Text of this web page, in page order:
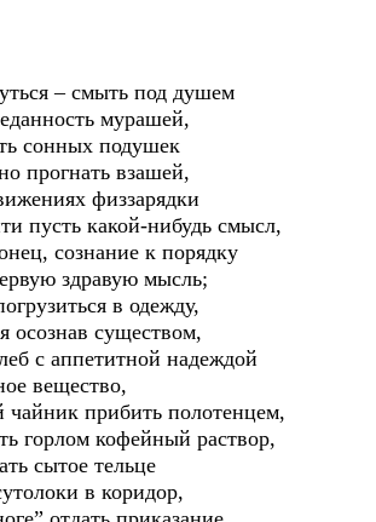
– смыть под душем
мурашей,
сонных подушек
прогнать взашей,
физзарядки
пусть какой-нибудь смысл,
сознание к порядку
здравую мысль;
в одежду,
осознав существом,
с аппетитной надеждой
вещество,
чайник прибить полотенцем,
горлом кофейный раствор,
сытое тельце
в коридор,